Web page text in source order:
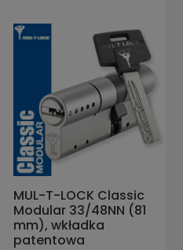
MUL-T-LOCK Classic
Modular 33/48NN (81
mm), wkładka
patentowa